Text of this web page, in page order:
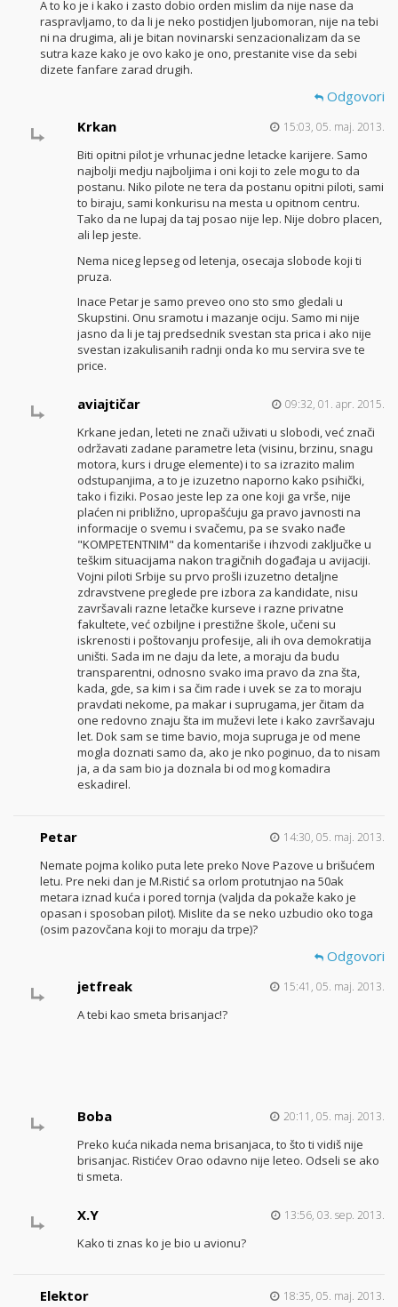
A to ko je i kako i zasto dobio orden mislim da nije nase da
raspravljamo, to da li je neko postidjen ljubomoran, nije na tebi
ni na drugima, ali je bitan novinarski senzacionalizam da se
sutra kaze kako je ovo kako je ono, prestanite vise da sebi
dizete fanfare zarad drugih.
Odgovori
Krkan
15:03, 05. maj. 2013.
Biti opitni pilot je vrhunac jedne letacke karijere. Samo
najbolji medju najboljima i oni koji to zele mogu to da
postanu. Niko pilote ne tera da postanu opitni piloti, sami
to biraju, sami konkurisu na mesta u opitnom centru.
Tako da ne lupaj da taj posao nije lep. Nije dobro placen,
ali lep jeste.
Nema niceg lepseg od letenja, osecaja slobode koji ti
pruza.
Inace Petar je samo preveo ono sto smo gledali u
Skupstini. Onu sramotu i mazanje ociju. Samo mi nije
jasno da li je taj predsednik svestan sta prica i ako nije
svestan izakulisanih radnji onda ko mu servira sve te
price.
aviajtičar 09:32, 01. apr. 2015.
Krkane jedan, leteti ne znači uživati u slobodi, već znači
održavati zadane parametre leta (visinu, brzinu, snagu
motora, kurs i druge elemente) i to sa izrazito malim
odstupanjima, a to je izuzetno naporno kako psihički,
tako i fiziki. Posao jeste lep za one koji ga vrše, nije
plaćen ni približno, upropašćuju ga pravo javnosti na
informacije o svemu i svačemu, pa se svako nađe
"KOMPETENTNIM" da komentariše i ihzvodi zaključke u
teškim situacijama nakon tragičnih događaja u avijaciji.
Vojni piloti Srbije su prvo prošli izuzetno detaljne
zdravstvene preglede pre izbora za kandidate, nisu
završavali razne letačke kurseve i razne privatne
fakultete, već ozbiljne i prestižne škole, učeni su
iskrenosti i poštovanju profesije, ali ih ova demokratija
uništi. Sada im ne daju da lete, a moraju da budu
transparentni, odnosno svako ima pravo da zna šta,
kada, gde, sa kim i sa čim rade i uvek se za to moraju
pravdati nekome, pa makar i suprugama, jer čitam da
one redovno znaju šta im muževi lete i kako završavaju
let. Dok sam se time bavio, moja supruga je od mene
mogla doznati samo da, ako je nko poginuo, da to nisam
ja, a da sam bio ja doznala bi od mog komadira
eskadirel.
Petar 14:30, 05. maj. 2013.
Nemate pojma koliko puta lete preko Nove Pazove u brišućem
letu. Pre neki dan je M.Ristić sa orlom protutnjao na 50ak
metara iznad kuća i pored tornja (valjda da pokaže kako je
opasan i sposoban pilot). Mislite da se neko uzbudio oko toga
(osim pazovčana koji to moraju da trpe)?
Odgovori
jetfreak
15:41, 05. maj. 2013.
A tebi kao smeta brisanjac!?
Boba 20:11, 05. maj. 2013.
Preko kuća nikada nema brisanjaca, to što ti vidiš nije
brisanjac. Ristićev Orao odavno nije leteo. Odseli se ako
ti smeta.
X.Y 13:56, 03. sep. 2013.
Kako ti znas ko je bio u avionu?
Elektor 18:35, 05. maj. 2013.